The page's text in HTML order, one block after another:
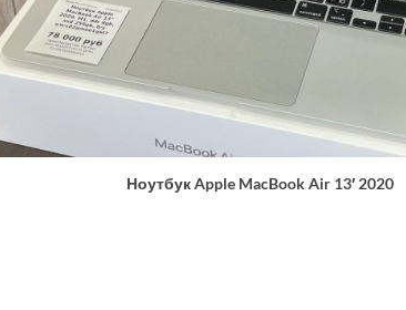
Ноутбук Apple MacBook Air 13′ 2020